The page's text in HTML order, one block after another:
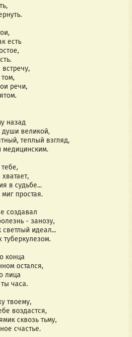
есть
речи,
назад
великой,
теплый взгляд,
в судьбе...
простая.
создавал
- занозу,
светлый идеал...
конца
остался,
лица
часа.
твоему,
воздастся,
сквозь тьму,
счастье.